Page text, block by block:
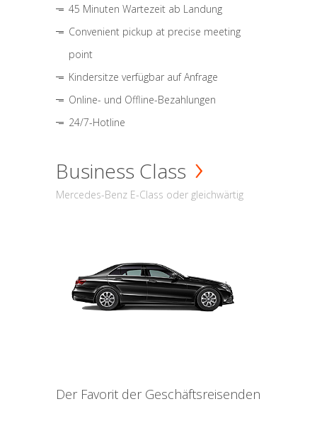
45 Minuten Wartezeit ab Landung
Convenient pickup at precise meeting
point
Kindersitze verfügbar auf Anfrage
Online- und Offline-Bezahlungen
24/7-Hotline
Business Class
Mercedes-Benz E-Class oder gleichwärtig
Der Favorit der Geschäftsreisenden